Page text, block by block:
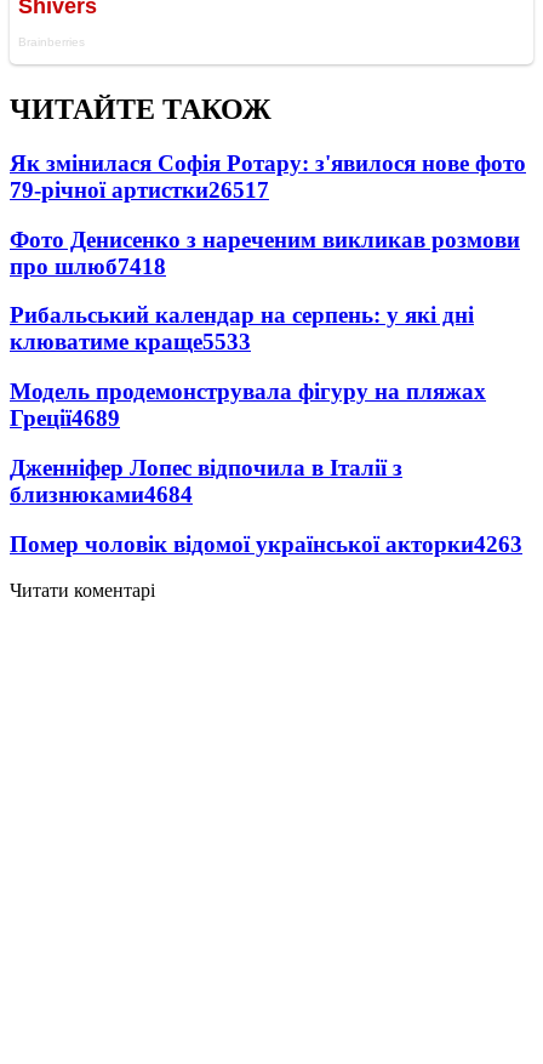
ЧИТАЙТЕ ТАКОЖ
Як змінилася Софія Ротару: з'явилося нове фото
79-річної артистки26517
Фото Денисенко з нареченим викликав розмови
про шлюб7418
Рибальський календар на серпень: у які дні
клюватиме краще5533
Модель продемонструвала фігуру на пляжах
Греції4689
Дженніфер Лопес відпочила в Італії з
близнюками4684
Помер чоловік відомої української акторки4263
Читати коментарі